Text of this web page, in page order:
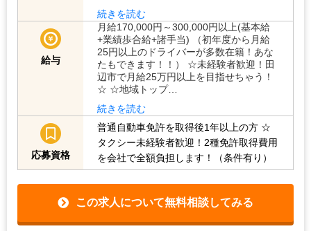
続きを読む
給与
月給170,000円～300,000円以上(基本給
+業績歩合給+諸手当) （初年度から月給
25円以上のドライバーが多数在籍！あな
たもできます！！） ☆未経験者歓迎！田
辺市で月給25万円以上を目指せちゃう！
☆ ☆地域トップ…
続きを読む
応募資格
普通自動車免許を取得後1年以上の方 ☆
タクシー未経験者歓迎！2種免許取得費用
を会社で全額負担します！（条件有り）
この求人について無料相談してみる